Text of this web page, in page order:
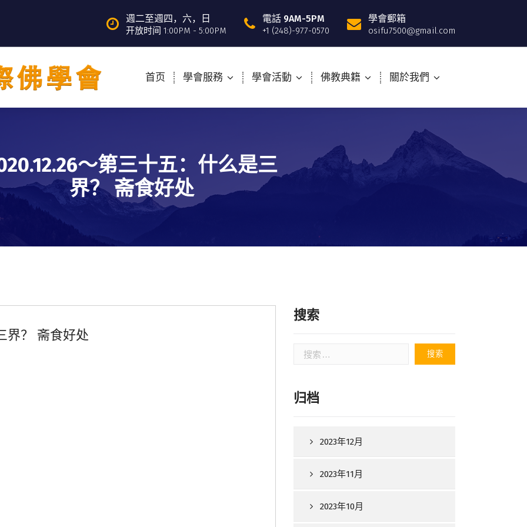
週二至週四，六，日
开放时间 1:00PM - 5:00PM
電話 9AM-5PM
+1 (248)-977-0570
學會郵箱
osifu7500@gmail.com
首页 學會服務 學會活動 佛教典籍 關於我們
～第三十五：什么是三
界？ 斋食好处
界？ 斋食好处
搜索
索：
归档
2023年12月
2023年11月
2023年10月